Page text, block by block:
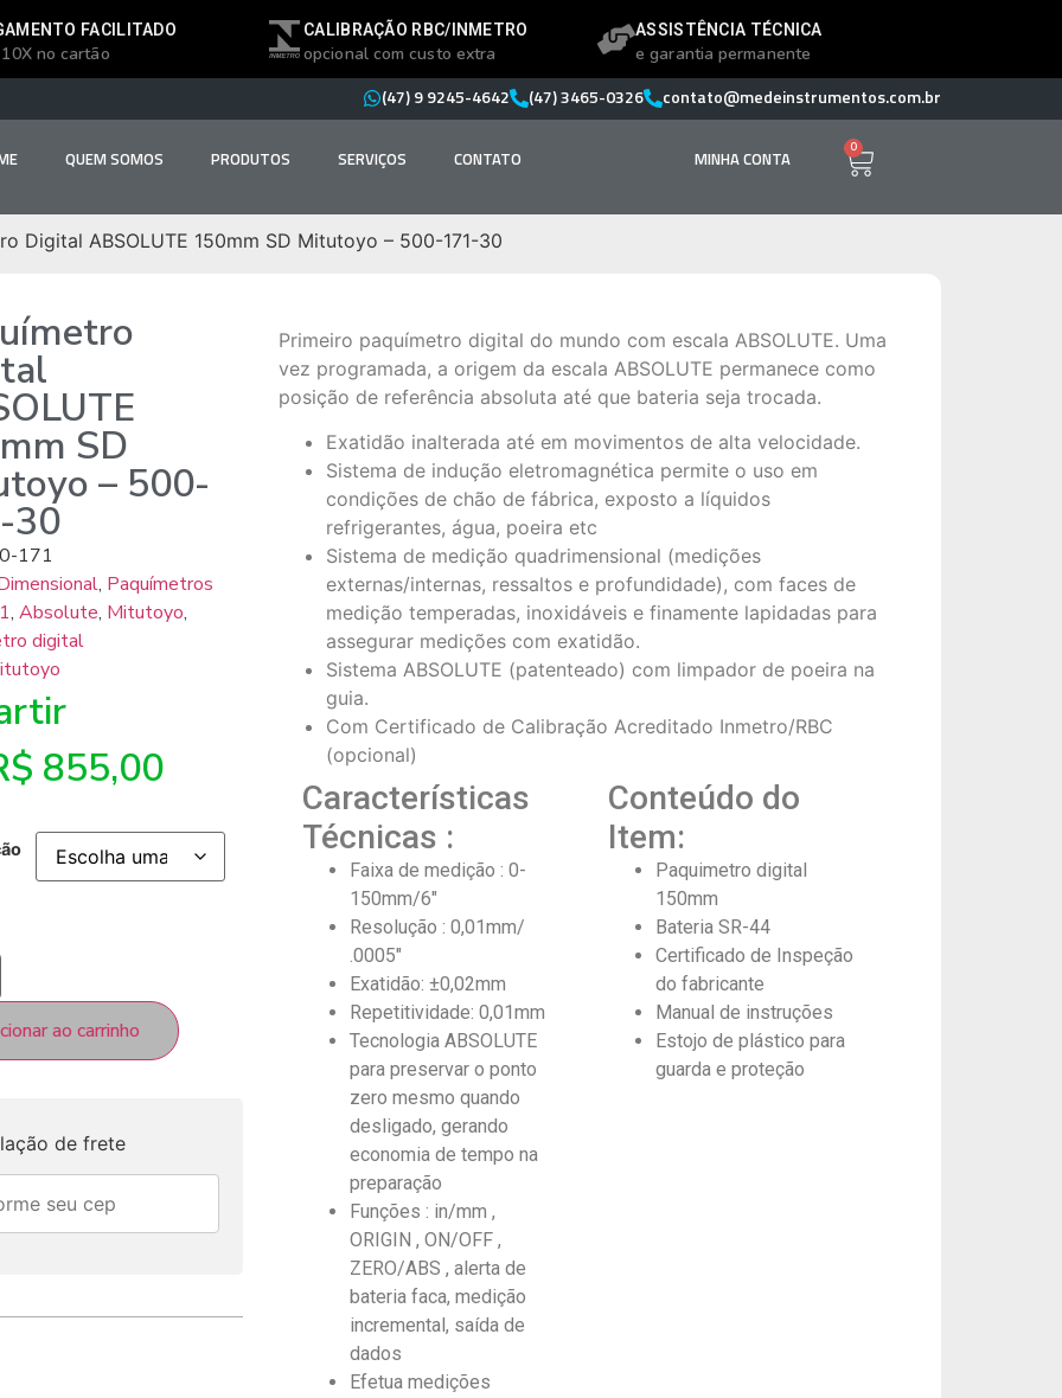
FACILITADO
no cartão
CALIBRAÇÃO RBC/INMETRO
opcional com custo extra
ASSISTÊNCIA TÉCNICA
e garantia permanente
(47) 9 9245-4642 (47) 3465-0326 contato@medeinstrumentos.com.br
QUEM SOMOS PRODUTOS SERVIÇOS CONTATO MINHA CONTA 0
Digital ABSOLUTE 150mm SD Mitutoyo – 500-171-30
SD
– 500-
30
171
, Paquímetros
,Absolute, Mitutoyo,
digital
855,00
ao carrinho
de frete
Primeiro paquímetro digital do mundo com escala ABSOLUTE. Uma
vez programada, a origem da escala ABSOLUTE permanece como
posição de referência absoluta até que bateria seja trocada.
Exatidão inalterada até em movimentos de alta velocidade.
Sistema de indução eletromagnética permite o uso em
condições de chão de fábrica, exposto a líquidos
refrigerantes, água, poeira etc
Sistema de medição quadrimensional (medições
externas/internas, ressaltos e profundidade), com faces de
medição temperadas, inoxidáveis e finamente lapidadas para
assegurar medições com exatidão.
Sistema ABSOLUTE (patenteado) com limpador de poeira na
guia.
Com Certificado de Calibração Acreditado Inmetro/RBC
(opcional)
Características
Técnicas :
Faixa de medição : 0-
150mm/6″
Resolução : 0,01mm/
.0005″
Exatidão: ±0,02mm
Repetitividade: 0,01mm
Tecnologia ABSOLUTE
para preservar o ponto
zero mesmo quando
desligado, gerando
economia de tempo na
preparação
Funções : in/mm ,
ORIGIN , ON/OFF ,
ZERO/ABS , alerta de
bateria faca, medição
incremental, saída de
dados
Efetua medições
Conteúdo do
Item:
Paquimetro digital
150mm
Bateria SR-44
Certificado de Inspeção
do fabricante
Manual de instruções
Estojo de plástico para
guarda e proteção